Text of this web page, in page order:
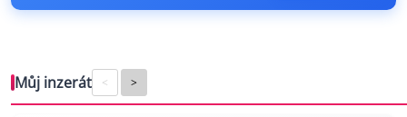
Můj inzerát < >